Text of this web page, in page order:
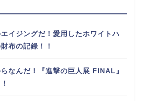
イジングだ！愛用したホワイトハ
布の記録！！
なんだ！『進撃の巨人展 FINAL』